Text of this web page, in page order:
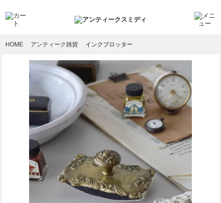
HOME アンティーク雑貨 インクブロッター